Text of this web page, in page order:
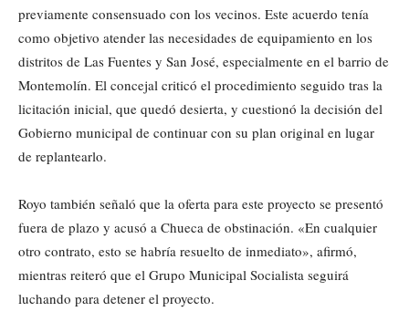
previamente consensuado con los vecinos. Este acuerdo tenía
como objetivo atender las necesidades de equipamiento en los
distritos de Las Fuentes y San José, especialmente en el barrio de
Montemolín. El concejal criticó el procedimiento seguido tras la
licitación inicial, que quedó desierta, y cuestionó la decisión del
Gobierno municipal de continuar con su plan original en lugar
de replantearlo.
Royo también señaló que la oferta para este proyecto se presentó
fuera de plazo y acusó a Chueca de obstinación. «En cualquier
otro contrato, esto se habría resuelto de inmediato», afirmó,
mientras reiteró que el Grupo Municipal Socialista seguirá
luchando para detener el proyecto.